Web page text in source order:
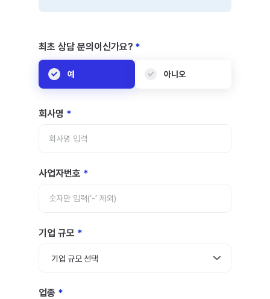
최초 상담 문의이신가요?
예 아니오
회사명
사업자번호
기업 규모
기업 규모 선택
업종